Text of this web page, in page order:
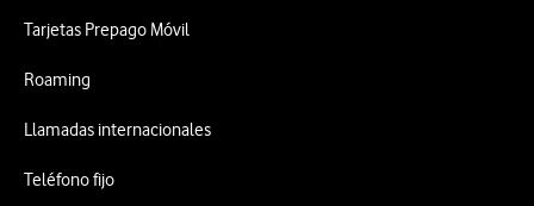
Tarjetas Prepago Móvil
Roaming
Llamadas internacionales
Teléfono fijo